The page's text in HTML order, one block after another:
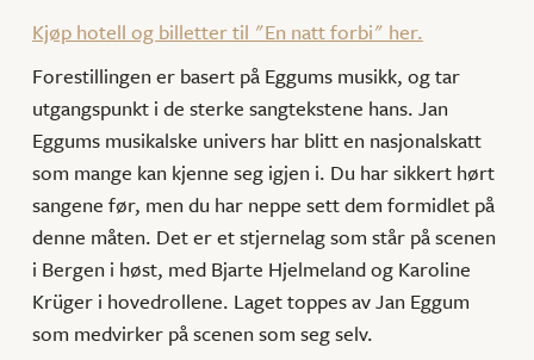
Kjøp hotell og billetter til "En natt forbi" her.
Forestillingen er basert på Eggums musikk, og tar
utgangspunkt i de sterke sangtekstene hans. Jan
Eggums musikalske univers har blitt en nasjonalskatt
som mange kan kjenne seg igjen i. Du har sikkert hørt
sangene før, men du har neppe sett dem formidlet på
denne måten. Det er et stjernelag som står på scenen
i Bergen i høst, med Bjarte Hjelmeland og Karoline
Krüger i hovedrollene. Laget toppes av Jan Eggum
som medvirker på scenen som seg selv.